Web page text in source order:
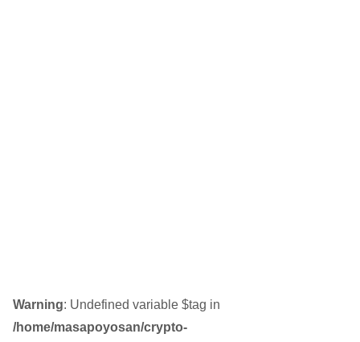
Warning: Undefined variable $tag in
/home/masapoyosan/crypto-